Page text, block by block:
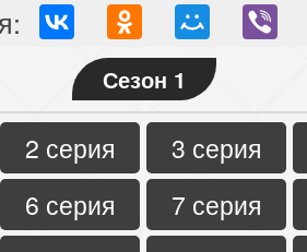
Сезон 1
2 серия
3 серия
6 серия
7 серия